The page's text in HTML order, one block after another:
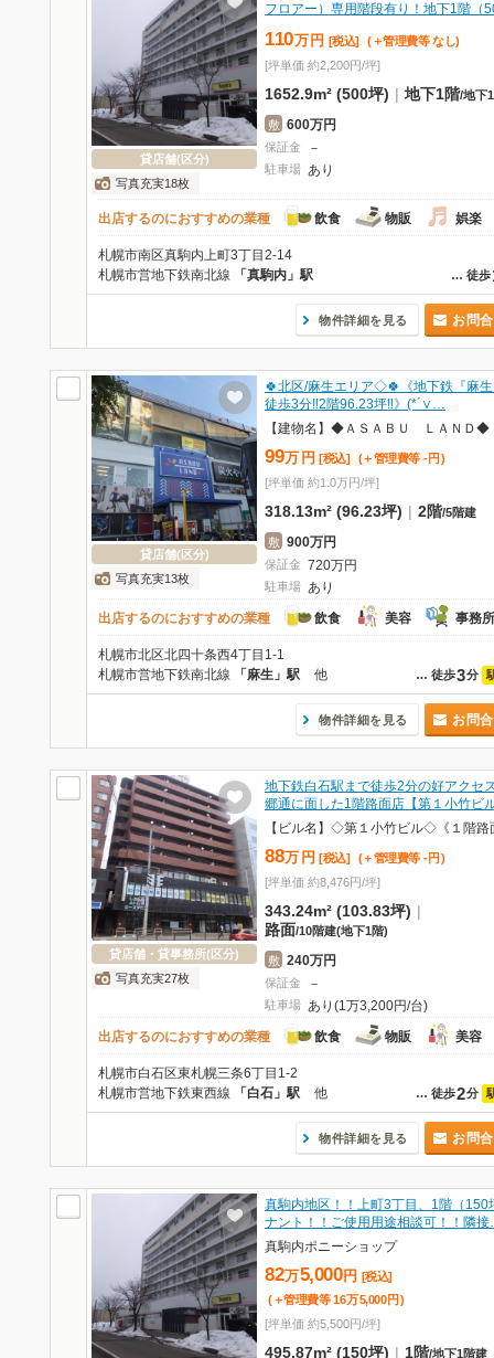
貸店舗(区分)
写真充実18枚
フロアー）専用階段有り！地下1階（
110万 円 [税込] (＋管理費等 なし)
[坪単価 約2,200円/坪]
1652.9m² (500坪) | 地下1階/地下
敷 600万円
保証金 －
駐車場 あり
出店するのにおすすめの業種 飲食 物販 娯楽
札幌市南区真駒内上町3丁目2-14
… 徒歩
札幌市営地下鉄南北線 「真駒内」駅
物件詳細を見る お問
貸店舗(区分)
写真充実13枚
🍀北区/麻生エリア◇🍀《地下鉄『麻
徒歩3分‼2階96.23坪‼》(*´∨…
99万 円 [税込] (＋管理費等 - 円 )
[坪単価 約1.0万円/坪]
318.13m² (96.23坪) | 2階/5階建
敷 900万円
保証金 720万円
駐車場 あり
出店するのにおすすめの業種
飲食 美容 事務所
札幌市北区北四十条西4丁目1-1
… 徒歩3分
札幌市営地下鉄南北線 「麻生」駅 他
物件詳細を見る お問
貸店舗・貸事務所(区分)
写真充実27枚
地下鉄白石駅まで徒歩2分の好アクセ
郷通に面した1階路面店【第１小竹ビ
【ビル名】◇第１小竹ビル◇《１階路
88万 円 [税込] (＋管理費等 - 円 )
[坪単価 約8,476円/坪]
343.24m² (103.83坪) |
路面/10階建(地下1階)
敷 240万円
保証金 －
駐車場 あり(1万3,200円/台)
出店するのにおすすめの業種
飲食 物販 美容
札幌市白石区東札幌三条6丁目1-2
… 徒歩2分
札幌市営地下鉄東西線 「白石」駅 他
物件詳細を見る お問
真駒内地区！！上町3丁目、1階（150
ナント！！ご使用用途相談可！！隣
真駒内ポニーショップ
82万5,000 円
[税込]
(＋管理費等 16万5,000 円 )
[坪単価 約5,500円/坪]
495.87m² (150坪) | 1階/地下1階建